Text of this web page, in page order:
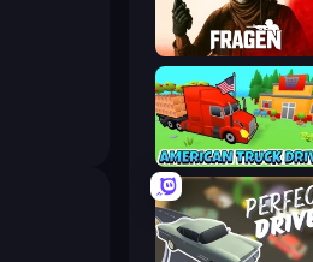
Fragen
American Truck Driver